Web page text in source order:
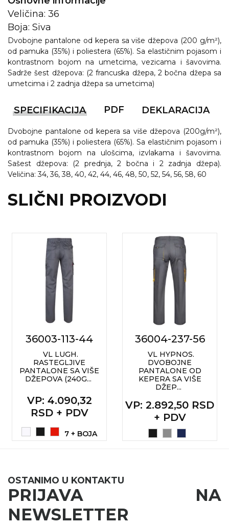
Veličina: 36
Boja: Siva
Dvobojne pantalone od kepera sa više džepova (200 g/m²),
od pamuka (35%) i poliestera (65%). Sa elastičnim pojasom i
kontrastnom bojom na umetcima, vezicama i šavovima.
Sadrže šest džepova: (2 francuska džepa, 2 bočna džepa sa
umetcima i 2 zadnja džepa sa umetcima)
SPECIFIKACIJA PDF DEKLARACIJA
Dvobojne pantalone od kepera sa više džepova (200g/m²),
od pamuka (35%) i poliestera (65%). Sa elastičnim pojasom i
kontrastnom bojom na ulošcima, izvlakama i šavovima.
Sašest džepova: (2 prednja, 2 bočna i 2 zadnja džepa).
Veličina: 34, 36, 38, 40, 42, 44, 46, 48, 50, 52, 54, 56, 58, 60
SLIČNI PROIZVODI
36003-113-44
VL LUGH.
RASTEGLJIVE
PANTALONE SA VIŠE
DŽEPOVA (240G...
VP: 4.090,32
RSD + PDV
7 + BOJA
36004-237-56
VL HYPNOS.
DVOBOJNE
PANTALONE OD
KEPERA SA VIŠE
DŽEP...
VP: 2.892,50 RSD
+ PDV
OSTANIMO U KONTAKTU
PRIJAVA NA
NEWSLETTER